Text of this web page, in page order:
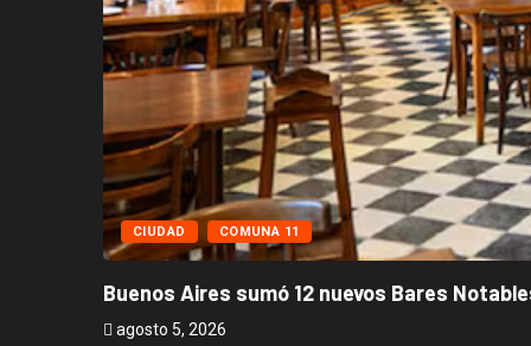
CIUDAD COMUNA 11
Buenos Aires sumó 12 nuevos Bares
agosto 5, 2026